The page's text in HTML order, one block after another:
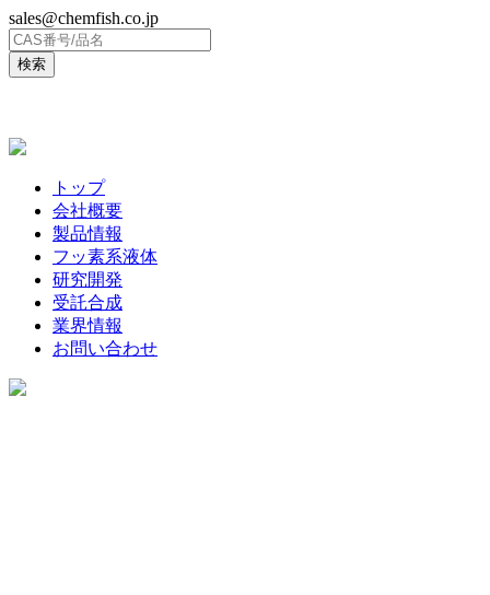
sales@chemfish.co.jp
トップ
会社概要
製品情報
フッ素系液体
研究開発
受託合成
業界情報
お問い合わせ